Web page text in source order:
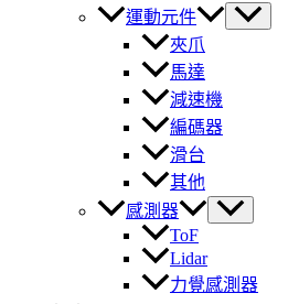
運動元件
夾爪
馬達
減速機
編碼器
滑台
其他
感測器
ToF
Lidar
力覺感測器